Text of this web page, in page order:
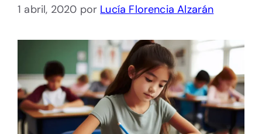
1 abril, 2020 por Lucía Florencia Alzarán